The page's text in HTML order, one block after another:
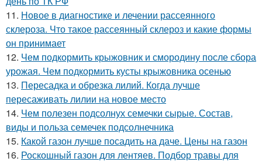
11. Новое в диагностике и лечении рассеянного
склероза. Что такое рассеянный склероз и какие формы
он принимает
12. Чем подкормить крыжовник и смородину после сбора
урожая. Чем подкормить кусты крыжовника осенью
13. Пересадка и обрезка лилий. Когда лучше
пересаживать лилии на новое место
14. Чем полезен подсолнух семечки сырые. Состав,
виды и польза семечек подсолнечника
15. Какой газон лучше посадить на даче. Цены на газон
16. Роскошный газон для лентяев. Подбор травы для